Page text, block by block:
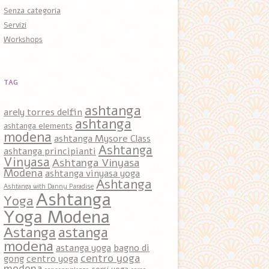
Senza categoria
Servizi
Workshops
TAG
arely torres delfin ashtanga
ashtanga elements ashtanga
modena ashtanga Mysore Class
ashtanga principianti Ashtanga
Vinyasa Ashtanga Vinyasa
Modenaashtanga vinyasa yoga
Ashtanga with Danny Paradise Ashtanga
Yoga Ashtanga
Yoga Modena
Astangaastanga
modena astanga yoga bagno di
gongcentro yoga centro yoga